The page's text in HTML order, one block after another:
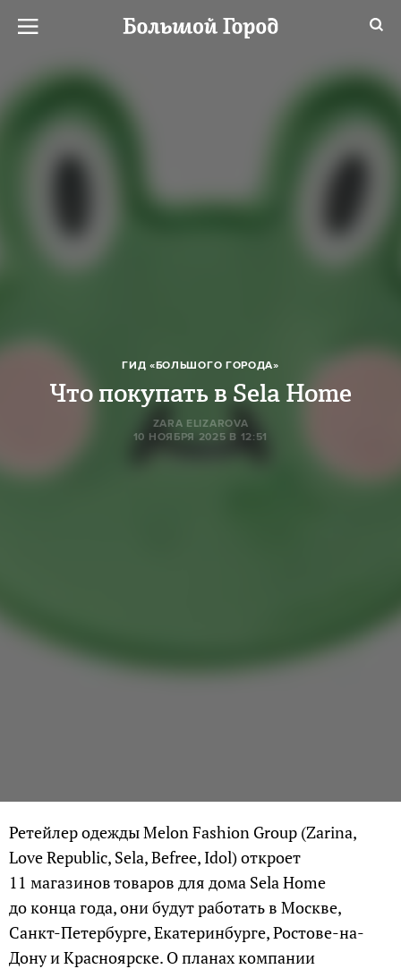
ГИД «БОЛЬШОГО ГОРОДА»
Что покупать в Sela Home
ZARA ELIZAROVA
10 НОЯБРЯ 2025 В 12:51
Ретейлер одежды Melon Fashion Group (Zarina,
Love Republic, Sela, Befree, Idol) откроет
11 магазинов товаров для дома Sela Home
до конца года, они будут работать в Москве,
Санкт-Петербурге, Екатеринбурге, Ростове-на-
Дону и Красноярске. О планах компании